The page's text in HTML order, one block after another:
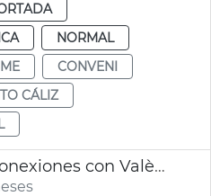
NORMAL
CONVENI
CÁLIZ
Wizz Air impulsa conexiones con València